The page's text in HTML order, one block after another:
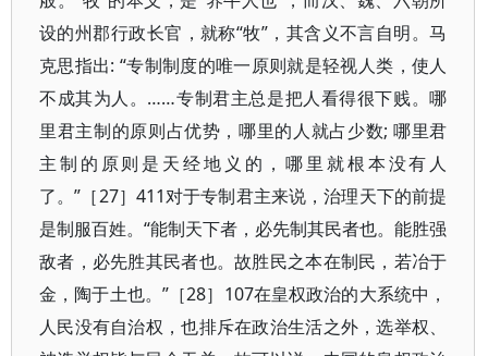
设的州郡行政长官，就称“牧”，其含义不言自明。马
克思指出: “专制制度的唯一原则就是轻视人类，使人
不成其为人。……专制君主总是把人看得很下贱。哪
里君主制的原则占优势，哪里的人就占少数; 哪里君
主制的原则是天经地义的，哪里就根本没有人
了。”［27］411对于专制君主来说，治理天下的前提
是制服百姓。“能制天下者，必先制其民者也。能胜强
敌者，必先胜其民者也。故胜民之本在制民，若冶于
金，陶于土也。”［28］107在皇权政治的大系统中，
人民没有自治权，也排斥在政治生活之外，选举权、